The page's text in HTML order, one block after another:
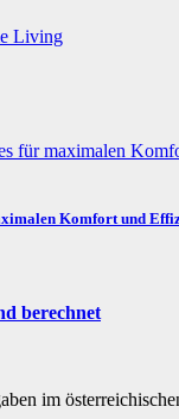
Komfort und
berechnet
im